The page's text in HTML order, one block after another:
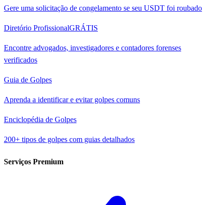
Gere uma solicitação de congelamento se seu USDT foi roubado
Diretório ProfissionalGRÁTIS
Encontre advogados, investigadores e contadores forenses
verificados
Guia de Golpes
Aprenda a identificar e evitar golpes comuns
Enciclopédia de Golpes
200+ tipos de golpes com guias detalhados
Serviços Premium